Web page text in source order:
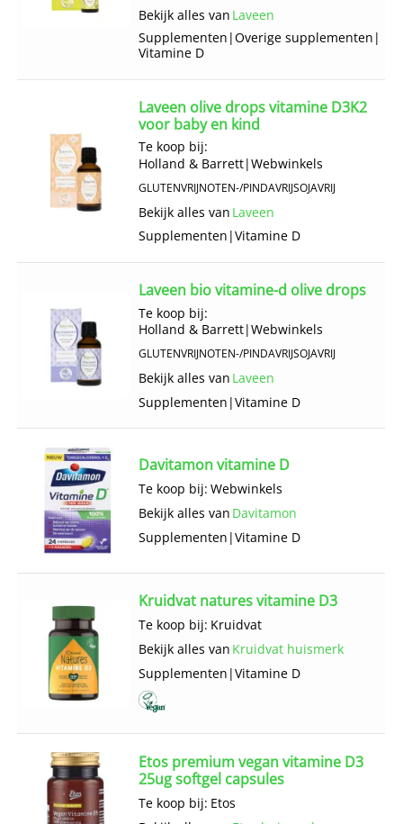
Bekijk alles van Laveen
Supplementen |Overige supplementen |
Vitamine D
Laveen olive drops vitamine D3K2
voor baby en kind
Te koop bij:
Holland & Barrett|Webwinkels
GLUTENVRIJNOTEN-/PINDAVRIJSOJAVRIJ
Bekijk alles van Laveen
Supplementen |Vitamine D
Laveen bio vitamine-d olive drops
Te koop bij:
Holland & Barrett|Webwinkels
GLUTENVRIJNOTEN-/PINDAVRIJSOJAVRIJ
Bekijk alles van Laveen
Supplementen |Vitamine D
Davitamon vitamine D
Te koop bij: Webwinkels
Bekijk alles van Davitamon
Supplementen |Vitamine D
Kruidvat natures vitamine D3
Te koop bij: Kruidvat
Bekijk alles van Kruidvat huismerk
Supplementen |Vitamine D
Etos premium vegan vitamine D3
25ug softgel capsules
Te koop bij: Etos